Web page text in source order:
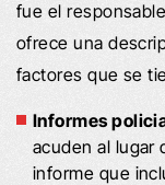
fue el
ofrece una
factores que se
Informes
acuden al lugar
informe que